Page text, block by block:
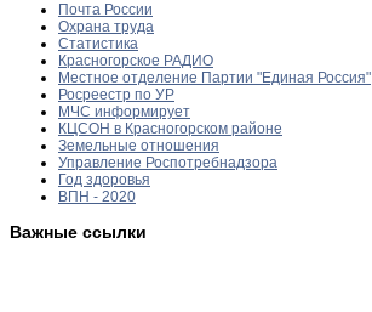
Почта России
Охрана труда
Статистика
Красногорское РАДИО
Местное отделение Партии "Единая Россия"
Росреестр по УР
МЧС информирует
КЦСОН в Красногорском районе
Земельные отношения
Управление Роспотребнадзора
Год здоровья
ВПН - 2020
Важные ссылки